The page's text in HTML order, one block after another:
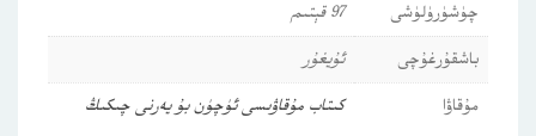
چۈشۈرۈلۈشى
97 قېتىم
باشقۇرغۇچى
ئۇيغۇر
مۇقاۋا
كىتاب مۇقاۋىسى ئۈچۈن بۇ يەرنى چىكىڭ